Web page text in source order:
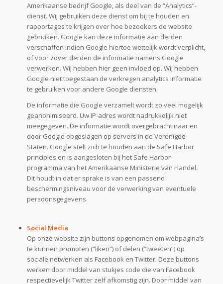
Amerikaanse bedrijf Google, als deel van de “Analytics”-
dienst. Wij gebruiken deze dienst om bij te houden en
rapportages te krijgen over hoe bezoekers de website
gebruiken. Google kan deze informatie aan derden
verschaffen indien Google hiertoe wettelijk wordt verplicht,
of voor zover derden de informatie namens Google
verwerken. Wij hebben hier geen invloed op. Wij hebben
Google niet toegestaan de verkregen analytics informatie
te gebruiken voor andere Google diensten.
De informatie die Google verzamelt wordt zo veel mogelijk
geanonimiseerd. Uw IP-adres wordt nadrukkelijk niet
meegegeven. De informatie wordt overgebracht naar en
door Google opgeslagen op servers in de Verenigde
Staten. Google stelt zich te houden aan de Safe Harbor
principles en is aangesloten bij het Safe Harbor-
programma van het Amerikaanse Ministerie van Handel.
Dit houdt in dat er sprake is van een passend
beschermingsniveau voor de verwerking van eventuele
persoonsgegevens.
Social Media
Op onze website zijn buttons opgenomen om webpagina’s
te kunnen promoten (“liken”) of delen (“tweeten”) op
sociale netwerken als Facebook en Twitter. Deze buttons
werken door middel van stukjes code die van Facebook
respectievelijk Twitter zelf afkomstig zijn. Door middel van